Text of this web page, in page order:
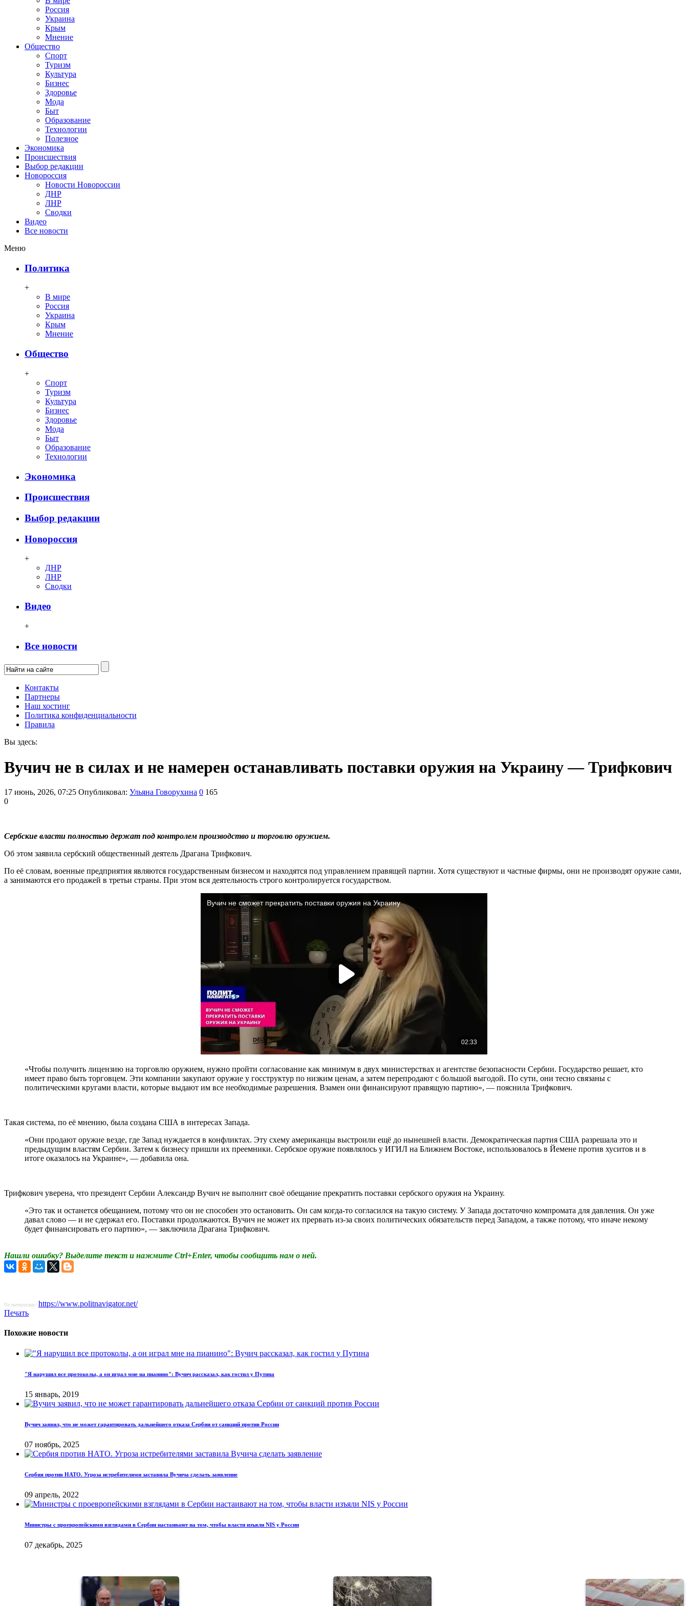
Россия
Украина
Крым
Мнение
Общество
Спорт
Туризм
Культура
Бизнес
Здоровье
Мода
Быт
Образование
Технологии
Полезное
Экономика
Происшествия
Выбор редакции
Новороссия
Новости Новороссии
ДНР
ЛНР
Сводки
Видео
Все новости
Меню
Политика
+
В мире
Россия
Украина
Крым
Мнение
Общество
+
Спорт
Туризм
Культура
Бизнес
Здоровье
Мода
Быт
Образование
Технологии
Экономика
Происшествия
Выбор редакции
Новороссия
+
ДНР
ЛНР
Сводки
Видео
+
Все новости
Контакты
Партнеры
Наш хостинг
Политика конфиденциальности
Правила
Вы здесь:
Вучич не в силах и не намерен останавливать поставки оружия на Украину — Трифкович
17 июнь, 2026, 07:25 Опубликовал: Ульяна Говорухина 0 165
0
Сербские власти полностью держат под контролем производство и торговлю оружием.
Об этом заявила сербский общественный деятель Драгана Трифкович.
По её словам, военные предприятия являются государственным бизнесом и находятся под управлением правящей партии. Хотя существуют и частные фирмы, они не производят оружие сами,
а занимаются его продажей в третьи страны. При этом вся деятельность строго контролируется государством.
«Чтобы получить лицензию на торговлю оружием, нужно пройти согласование как минимум в двух министерствах и агентстве безопасности Сербии. Государство решает, кто
имеет право быть торговцем. Эти компании закупают оружие у госструктур по низким ценам, а затем перепродают с большой выгодой. По сути, они тесно связаны с
политическими кругами власти, которые выдают им все необходимые разрешения. Взамен они финансируют правящую партию», — пояснила Трифкович.
Такая система, по её мнению, была создана США в интересах Запада.
«Они продают оружие везде, где Запад нуждается в конфликтах. Эту схему американцы выстроили ещё до нынешней власти. Демократическая партия США разрешала это и
предыдущим властям Сербии. Затем к бизнесу пришли их преемники. Сербское оружие появлялось у ИГИЛ на Ближнем Востоке, использовалось в Йемене против хуситов и в
итоге оказалось на Украине», — добавила она.
Трифкович уверена, что президент Сербии Александр Вучич не выполнит своё обещание прекратить поставки сербского оружия на Украину.
«Это так и останется обещанием, потому что он не способен это остановить. Он сам когда-то согласился на такую систему. У Запада достаточно компромата для давления. Он уже
давал слово — и не сдержал его. Поставки продолжаются. Вучич не может их прервать из-за своих политических обязательств перед Западом, а также потому, что иначе некому
будет финансировать его партию», — заключила Драгана Трифкович.
Нашли ошибку? Выделите текст и нажмите Ctrl+Enter, чтобы сообщить нам о ней.
По материалам: https://www.politnavigator.net/
Печать
Похожие новости
"Я нарушил все протоколы, а он играл мне на пианино": Вучич рассказал, как гостил у Путина
15 январь, 2019
Вучич заявил, что не может гарантировать дальнейшего отказа Сербии от санкций против России
07 ноябрь, 2025
Сербия против НАТО. Угроза истребителями заставила Вучича сделать заявление
09 апрель, 2022
Министры с проевропейскими взглядами в Сербии настаивают на том, чтобы власти изъяли NIS у России
07 декабрь, 2025